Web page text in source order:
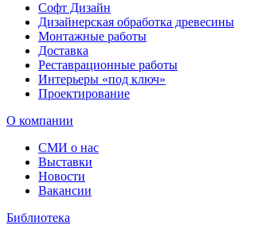
Софт Дизайн
Дизайнерская обработка древесины
Монтажные работы
Доставка
Реставрационные работы
Интерьеры «под ключ»
Проектирование
О компании
СМИ о нас
Выставки
Новости
Вакансии
Библиотека